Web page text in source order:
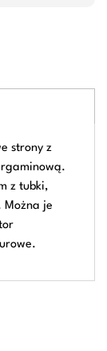
strony z
z tubki,
Można je